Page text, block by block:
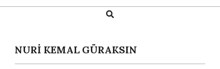
Search
NURİ KEMAL GÜRAKSIN